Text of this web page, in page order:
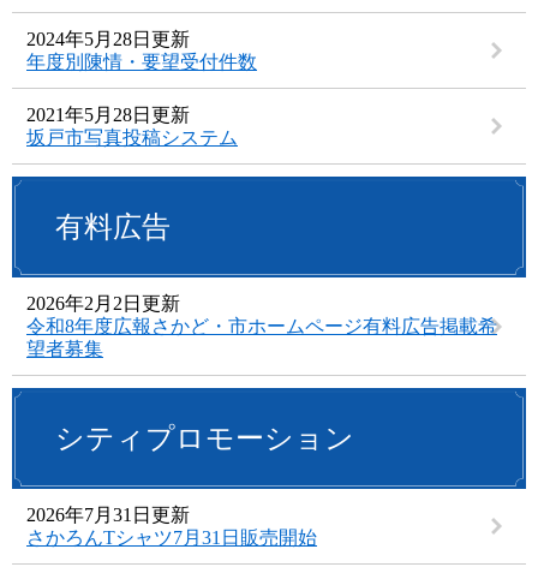
2024年5月28日更新
年度別陳情・要望受付件数
2021年5月28日更新
坂戸市写真投稿システム
有料広告
2026年2月2日更新
令和8年度広報さかど・市ホームページ有料広告掲載希
望者募集
シティプロモーション
2026年7月31日更新
さかろんTシャツ7月31日販売開始